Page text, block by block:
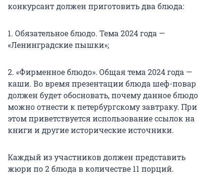
конкурсант должен приготовить два блюда:
1. Обязательное блюдо. Тема 2024 года —
«Ленинградские пышки»;
2. «Фирменное блюдо». Общая тема 2024 года —
каши. Во время презентации блюда шеф-повар
должен будет обосновать, почему данное блюдо
можно отнести к петербургскому завтраку. При
этом приветствуется использование ссылок на
книги и другие исторические источники.
Каждый из участников должен представить
жюри по 2 блюда в количестве 11 порций.